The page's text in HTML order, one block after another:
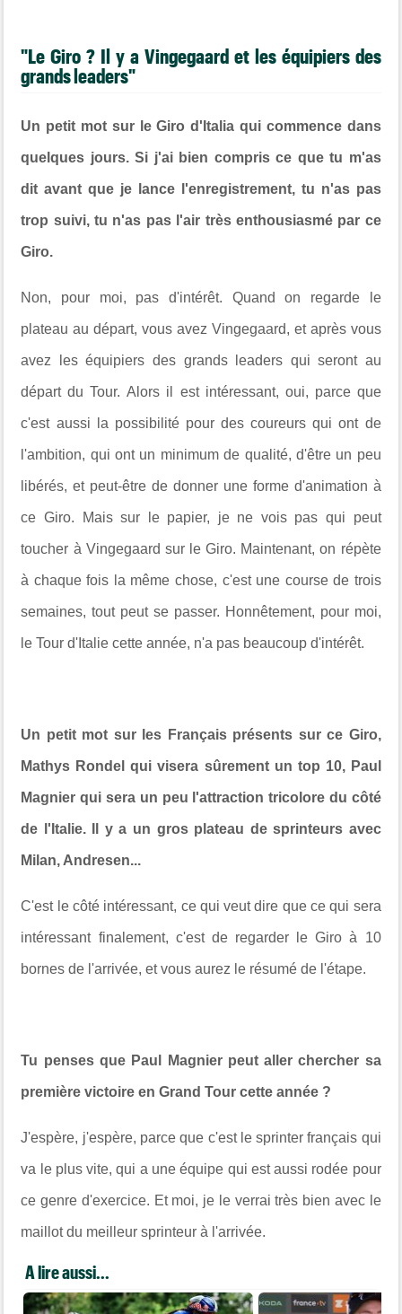
"Le Giro ? Il y a Vingegaard et les équipiers des
grands leaders"
Un petit mot sur le Giro d'Italia qui commence dans
quelques jours. Si j'ai bien compris ce que tu m'as
dit avant que je lance l'enregistrement, tu n'as pas
trop suivi, tu n'as pas l'air très enthousiasmé par ce
Giro.
Non, pour moi, pas d'intérêt. Quand on regarde le
plateau au départ, vous avez Vingegaard, et après vous
avez les équipiers des grands leaders qui seront au
départ du Tour. Alors il est intéressant, oui, parce que
c'est aussi la possibilité pour des coureurs qui ont de
l'ambition, qui ont un minimum de qualité, d'être un peu
libérés, et peut-être de donner une forme d'animation à
ce Giro. Mais sur le papier, je ne vois pas qui peut
toucher à Vingegaard sur le Giro. Maintenant, on répète
à chaque fois la même chose, c'est une course de trois
semaines, tout peut se passer. Honnêtement, pour moi,
le Tour d'Italie cette année, n'a pas beaucoup d'intérêt.
Un petit mot sur les Français présents sur ce Giro,
Mathys Rondel qui visera sûrement un top 10, Paul
Magnier qui sera un peu l'attraction tricolore du côté
de l'Italie. Il y a un gros plateau de sprinteurs avec
Milan, Andresen...
C'est le côté intéressant, ce qui veut dire que ce qui sera
intéressant finalement, c'est de regarder le Giro à 10
bornes de l'arrivée, et vous aurez le résumé de l'étape.
Tu penses que Paul Magnier peut aller chercher sa
première victoire en Grand Tour cette année ?
J'espère, j'espère, parce que c'est le sprinter français qui
va le plus vite, qui a une équipe qui est aussi rodée pour
ce genre d'exercice. Et moi, je le verrai très bien avec le
maillot du meilleur sprinteur à l'arrivée.
A lire aussi...